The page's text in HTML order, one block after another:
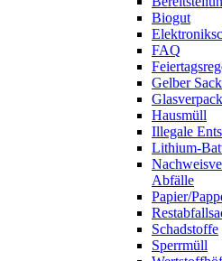
Biogut
FAQ
Gelber
Hausmüll
Illegale
Lithium-
Abfälle
Papier/
Schadstoffe
Sperrmüll